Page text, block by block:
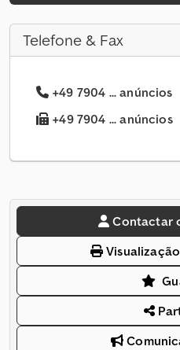
Telefone & Fax
+49 7904 ... anúncios
+49 7904 ... anúncios
Contactar